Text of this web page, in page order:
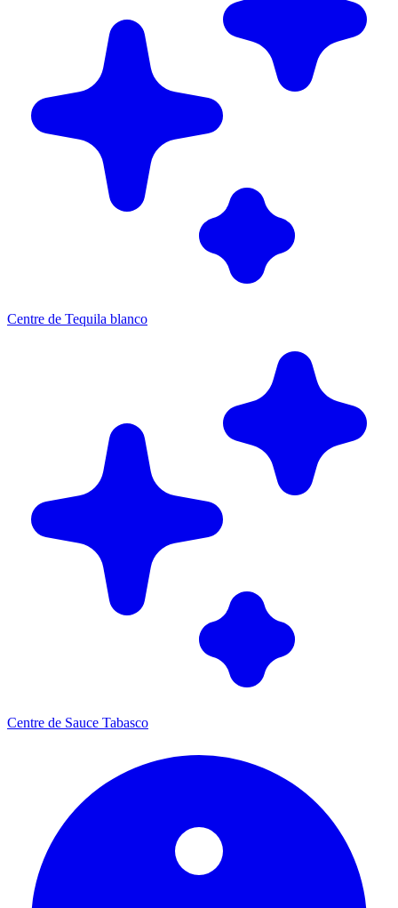
Centre de Tequila blanco
Centre de Sauce Tabasco